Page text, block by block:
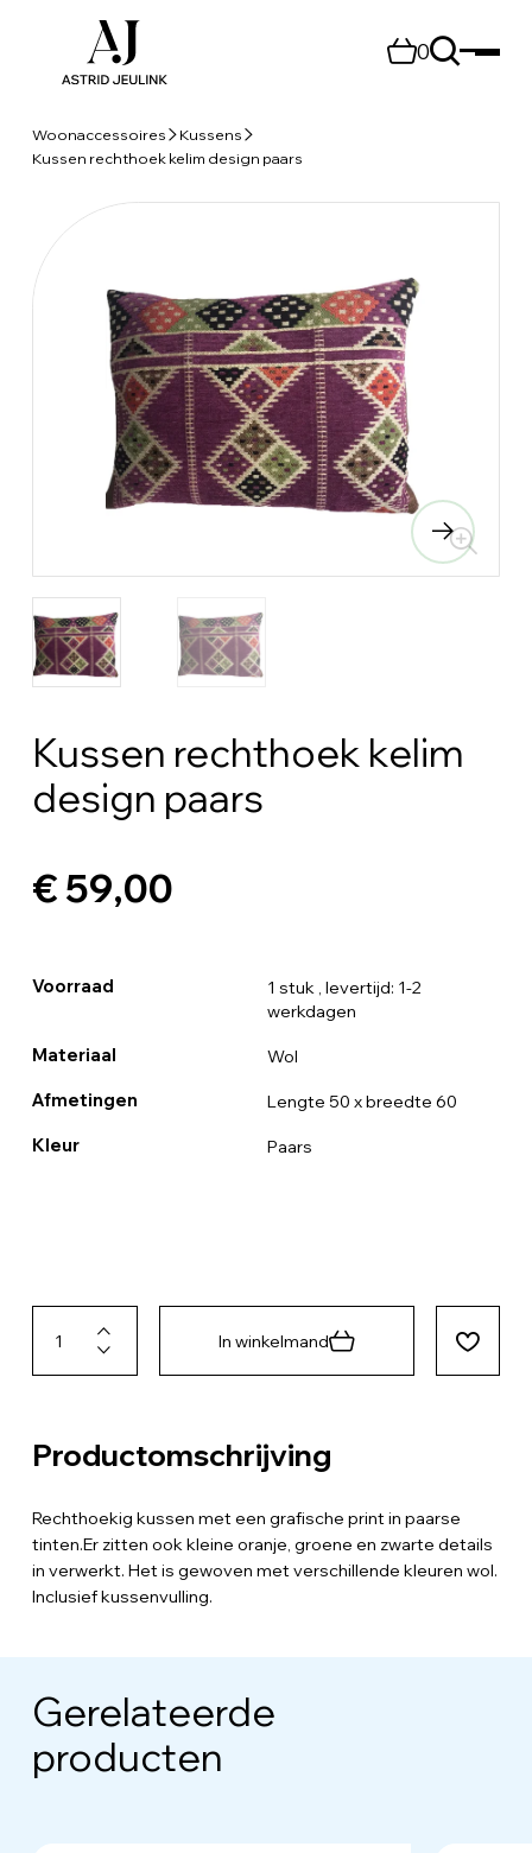
0
Woonaccessoires
Kussens
Kussen rechthoek kelim design paars
Kussen rechthoek kelim
design paars
€ 59,00
Voorraad 1 stuk , levertijd: 1-2
werkdagen
Materiaal Wol
Afmetingen Lengte 50 x breedte 60
Kleur Paars
In winkelmand
Productomschrijving
Rechthoekig kussen met een grafische print in paarse
tinten.Er zitten ook kleine oranje, groene en zwarte details
in verwerkt. Het is gewoven met verschillende kleuren wol.
Inclusief kussenvulling.
Gerelateerde
producten